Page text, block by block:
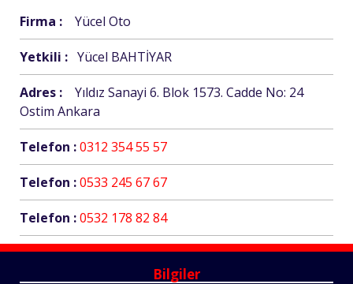
Firma : Yücel Oto
Yetkili : Yücel BAHTİYAR
Adres :
Yıldız Sanayi 6. Blok 1573. Cadde No: 24
Ostim Ankara
Telefon :0312 354 55 57
Telefon :0533 245 67 67
Telefon :0532 178 82 84
Bilgiler